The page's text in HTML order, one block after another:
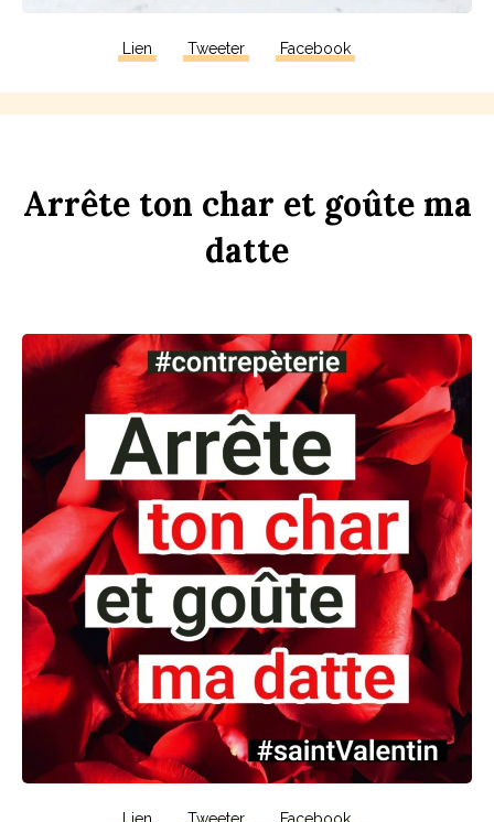
Lien Tweeter Facebook
Arrête ton char et goûte ma
datte
Lien Tweeter Facebook